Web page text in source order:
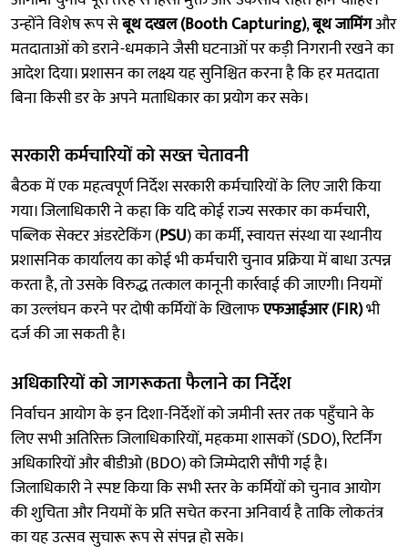
उन्होंने विशेष रूप सेबूथ दखल (Booth Capturing),बूथ जामिंगऔर
मतदाताओं को डराने-धमकाने जैसी घटनाओं पर कड़ी निगरानी रखने का
आदेश दिया। प्रशासन का लक्ष्य यह सुनिश्चित करना है कि हर मतदाता
बिना किसी डर के अपने मताधिकार का प्रयोग कर सके।
सरकारी कर्मचारियों को सख्त चेतावनी
बैठक में एक महत्वपूर्ण निर्देश सरकारी कर्मचारियों के लिए जारी किया
गया। जिलाधिकारी ने कहा कि यदि कोई राज्य सरकार का कर्मचारी,
पब्लिक सेक्टर अंडरटेकिंग (PSU) का कर्मी, स्वायत्त संस्था या स्थानीय
प्रशासनिक कार्यालय का कोई भी कर्मचारी चुनाव प्रक्रिया में बाधा उत्पन्न
करता है, तो उसके विरुद्ध तत्काल कानूनी कार्रवाई की जाएगी। नियमों
का उल्लंघन करने पर दोषी कर्मियों के खिलाफएफआईआर (FIR)भी
दर्ज की जा सकती है।
अधिकारियों को जागरूकता फैलाने का निर्देश
निर्वाचन आयोग के इन दिशा-निर्देशों को जमीनी स्तर तक पहुँचाने के
लिए सभी अतिरिक्त जिलाधिकारियों, महकमा शासकों (SDO), रिटर्निंग
अधिकारियों और बीडीओ (BDO) को जिम्मेदारी सौंपी गई है।
जिलाधिकारी ने स्पष्ट किया कि सभी स्तर के कर्मियों को चुनाव आयोग
की शुचिता और नियमों के प्रति सचेत करना अनिवार्य है ताकि लोकतंत्र
का यह उत्सव सुचारू रूप से संपन्न हो सके।